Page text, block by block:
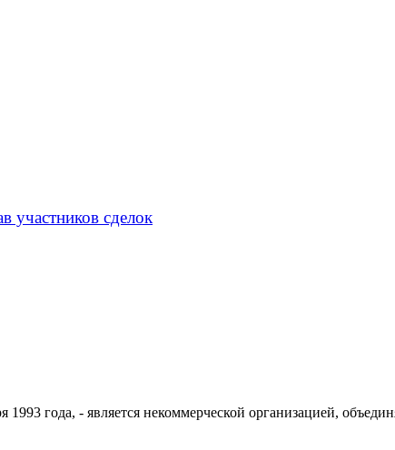
участников сделок
года, - является некоммерческой организацией,